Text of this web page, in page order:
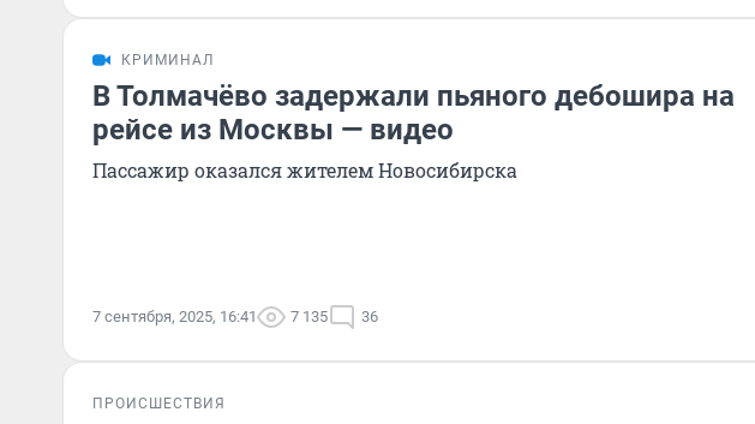
КРИМИНАЛ
В Толмачёво задержали пьяного дебошира на
рейсе из Москвы — видео
Пассажир оказался жителем Новосибирска
7 сентября, 2025, 16:41 7 135 36
ПРОИСШЕСТВИЯ